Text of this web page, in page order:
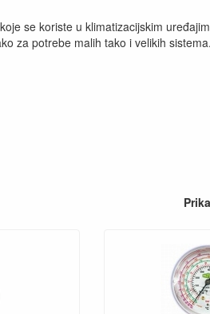
se koriste u klimatizacijskim
za potrebe malih tako i velikih sistema.